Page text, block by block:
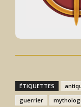
ÉTIQUETTES
guerrier